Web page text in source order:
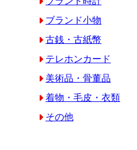
ブランド小物
古銭・古紙幣
テレホンカード
美術品・骨董品
着物・毛皮・衣類
その他